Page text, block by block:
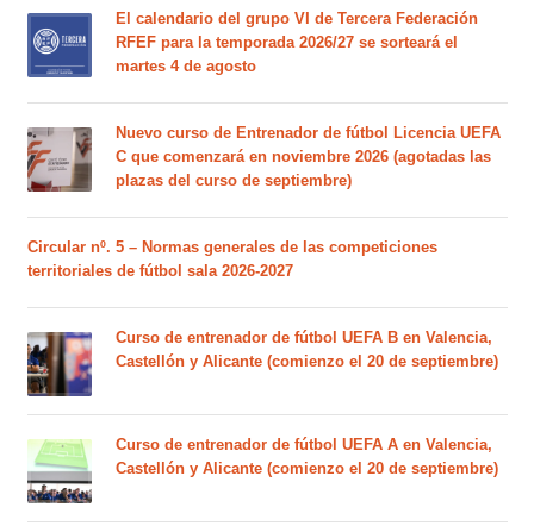
El calendario del grupo VI de Tercera Federación
RFEF para la temporada 2026/27 se sorteará el
martes 4 de agosto
Nuevo curso de Entrenador de fútbol Licencia UEFA
C que comenzará en noviembre 2026 (agotadas las
plazas del curso de septiembre)
Circular nº. 5 – Normas generales de las competiciones
territoriales de fútbol sala 2026-2027
Curso de entrenador de fútbol UEFA B en Valencia,
Castellón y Alicante (comienzo el 20 de septiembre)
Curso de entrenador de fútbol UEFA A en Valencia,
Castellón y Alicante (comienzo el 20 de septiembre)